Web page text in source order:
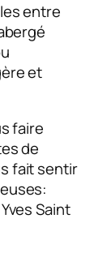
entre
et
faire
de
fait sentir
Saint